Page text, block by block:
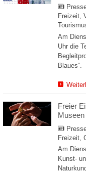
Freizeit,
Am
Uhr die
Blaues“.
Freier
Freizeit,
Am
Kunst-